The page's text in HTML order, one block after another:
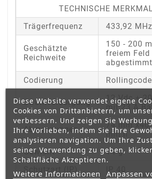
TECHNISCHE
Trägerfrequenz
433,92 MHz
Geschätzte
Reichweite
150 - 200
freiem Feld
Codierung
Rollingcode
Stromversorgung
12 Vdc +
mit 23 A
Abmessungen
74 mm x40
mm h
Gewicht
14 g
Schutzart (IP)
IP 40
Diese Website verwendet eigene
Cookies von Drittanbietern, um
verbessern. Und zeigen Sie
Ihre Vorlieben, indem Sie Ihre
analysieren navigation. Um Ihre
seiner Verwendung zu geben,
Schaltfläche Akzeptieren.
Weitere Informationen Anpassen